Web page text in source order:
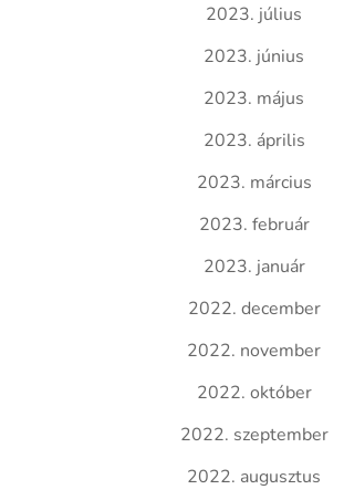
2023. július
2023. június
2023. május
2023. április
2023. március
2023. február
2023. január
2022. december
2022. november
2022. október
2022. szeptember
2022. augusztus